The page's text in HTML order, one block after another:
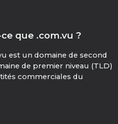
que .com.vu ?
est un domaine de second
de premier niveau (TLD)
commerciales du